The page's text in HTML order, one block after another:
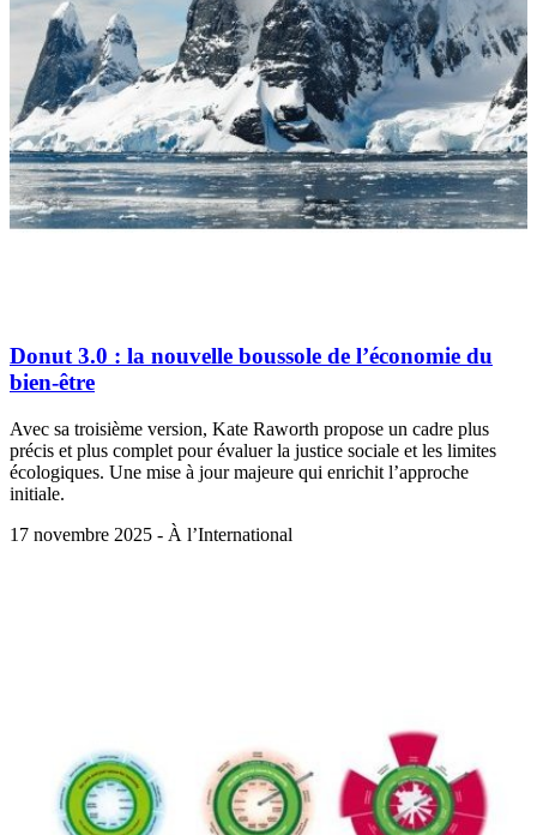
Donut 3.0 : la nouvelle boussole de l’économie du
bien-être
Avec sa troisième version, Kate Raworth propose un cadre plus
précis et plus complet pour évaluer la justice sociale et les limites
écologiques. Une mise à jour majeure qui enrichit l’approche
initiale.
17 novembre 2025 - À l’International